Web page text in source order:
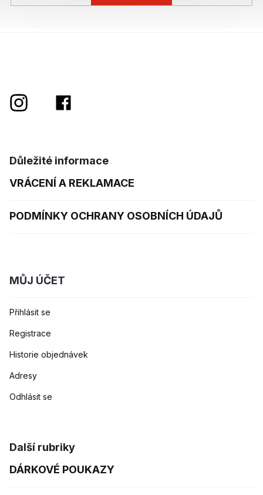
Důležité informace
VRÁCENÍ A REKLAMACE
PODMÍNKY OCHRANY OSOBNÍCH ÚDAJŮ
MŮJ ÚČET
Přihlásit se
Registrace
Historie objednávek
Adresy
Odhlásit se
Další rubriky
DÁRKOVÉ POUKAZY